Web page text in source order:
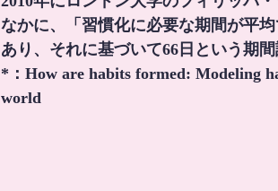
なかに、「習慣化に必要な期間が平
あり、それに基づいて66日という期
*：How are habits formed: Modeling
world